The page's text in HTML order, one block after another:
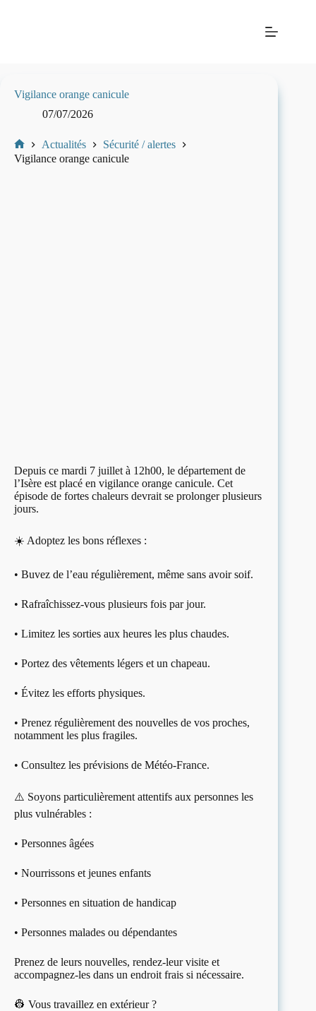
Vigilance orange canicule
07/07/2026
Mairie
Actualités
Sécurité / alertes
Vigilance orange canicule
Depuis ce mardi 7 juillet à 12h00, le département de
l’Isère est placé en vigilance orange canicule. Cet
épisode de fortes chaleurs devrait se prolonger plusieurs
jours.
☀️ Adoptez les bons réflexes :
• Buvez de l’eau régulièrement, même sans avoir soif.
• Rafraîchissez-vous plusieurs fois par jour.
• Limitez les sorties aux heures les plus chaudes.
• Portez des vêtements légers et un chapeau.
• Évitez les efforts physiques.
• Prenez régulièrement des nouvelles de vos proches,
notamment les plus fragiles.
• Consultez les prévisions de Météo-France.
⚠️ Soyons particulièrement attentifs aux personnes les
plus vulnérables :
• Personnes âgées
• Nourrissons et jeunes enfants
• Personnes en situation de handicap
• Personnes malades ou dépendantes
Prenez de leurs nouvelles, rendez-leur visite et
accompagnez-les dans un endroit frais si nécessaire.
👷 Vous travaillez en extérieur ?